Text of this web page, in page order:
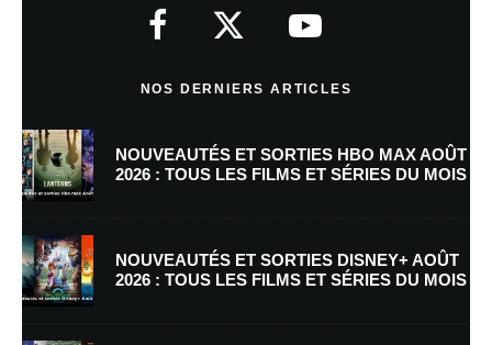
Nom*
NOS DERNIERS ARTICLES
NOUVEAUTÉS ET SORTIES HBO MAX AOÛT
2026 : TOUS LES FILMS ET SÉRIES DU MOIS
NOUVEAUTÉS ET SORTIES DISNEY+ AOÛT
2026 : TOUS LES FILMS ET SÉRIES DU MOIS